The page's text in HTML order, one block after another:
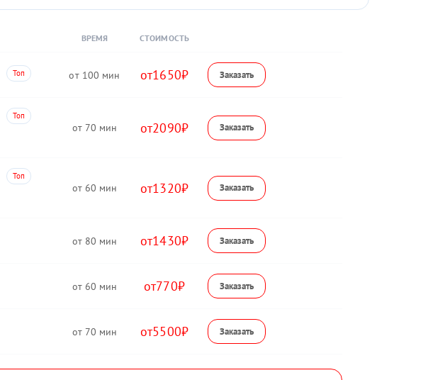
ВРЕМЯ СТОИМОСТЬ
100 1650
70 2090
60 1320
80 1430
60 770
70 5500